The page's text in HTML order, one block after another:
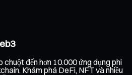
chuột đến hơn 10.000 ứng dụng phi
Khám phá DeFi, NFT và nhiều